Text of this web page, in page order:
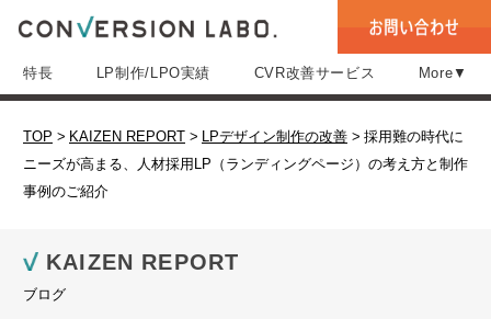
特長 LP制作/LPO実績 CVR改善サービス More▼
TOP > KAIZEN REPORT > LPデザイン制作の改善 > 採用難の時代に
ニーズが高まる、人材採用LP（ランディングページ）の考え方と制作
事例のご紹介
KAIZEN REPORT
ブログ